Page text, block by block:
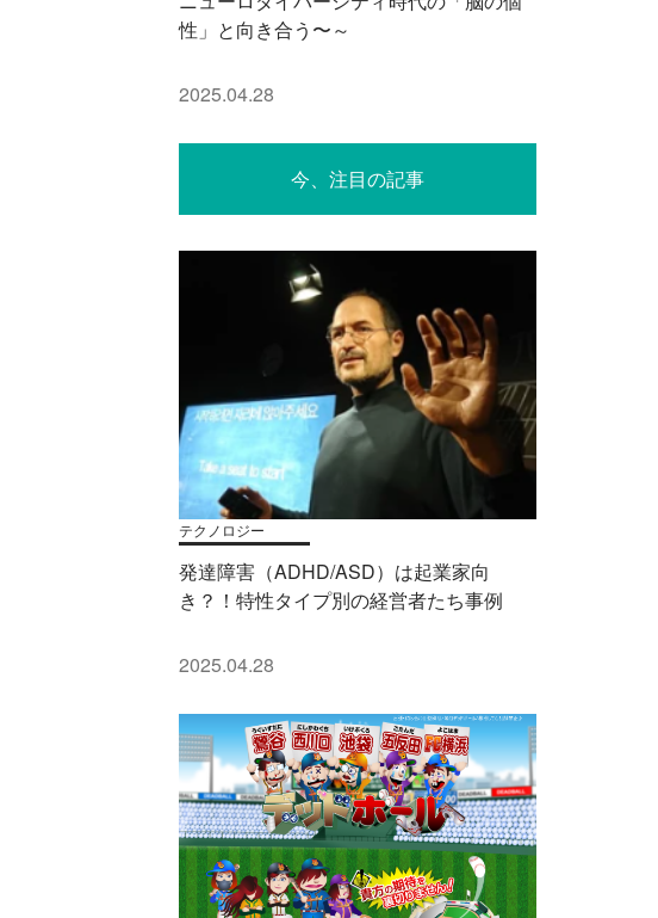
性」と向き合う〜～
2025.04.28
今、注目の記事
テクノロジー
発達障害（ADHD/ASD）は起業家向
き？！特性タイプ別の経営者たち事例
2025.04.28